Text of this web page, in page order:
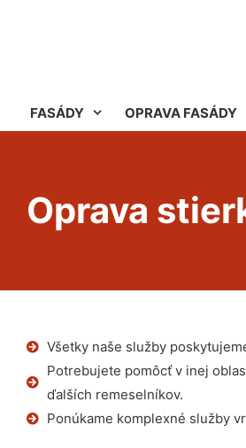
FASÁDY OPRAVA FASÁDY
Oprava
Všetky naše služby
Potrebujete pomôcť v inej
ďalších remeselníkov.
Ponúkame komplexné služby